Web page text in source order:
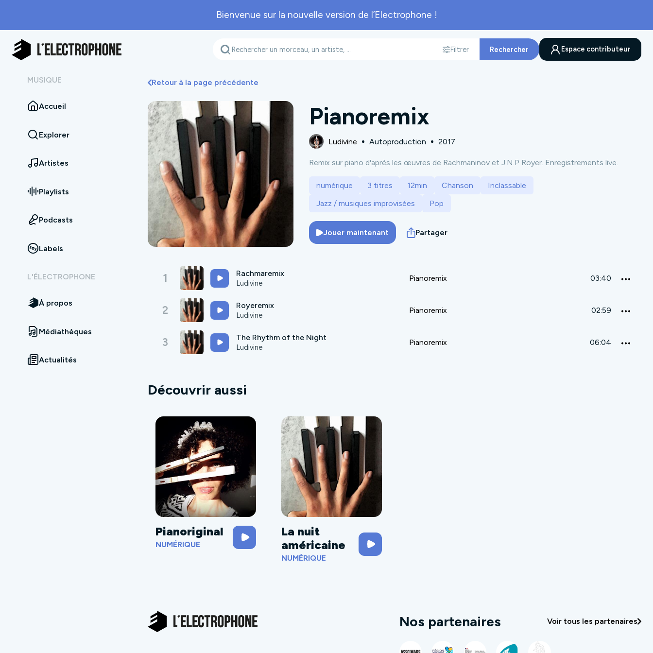
Bienvenue sur la nouvelle version de l’Electrophone !
Filtrer
Rechercher
Espace contributeur
MUSIQUE
Accueil
Explorer
Artistes
Playlists
Podcasts
Labels
L'ÉLECTROPHONE
À propos
Médiathèques
Actualités
Retour à la page précédente
Pianoremix
Ludivine Autoproduction 2017
Remix sur piano d'après les œuvres de Rachmaninov et J.N.P Royer. Enregistrements live.
numérique 3 titres 12min Chanson
Inclassable
Jazz / musiques improvisées
Pop
Jouer maintenant Partager
1 Rachmaremix
Ludivine
Pianoremix 03:40
2 Royeremix
Ludivine
Pianoremix 02:59
3 The Rhythm of the Night
Ludivine
Pianoremix 06:04
Découvrir aussi
Pianoriginal
NUMÉRIQUE
La nuit
américaine
NUMÉRIQUE
Nos partenaires Voir tous les partenaires